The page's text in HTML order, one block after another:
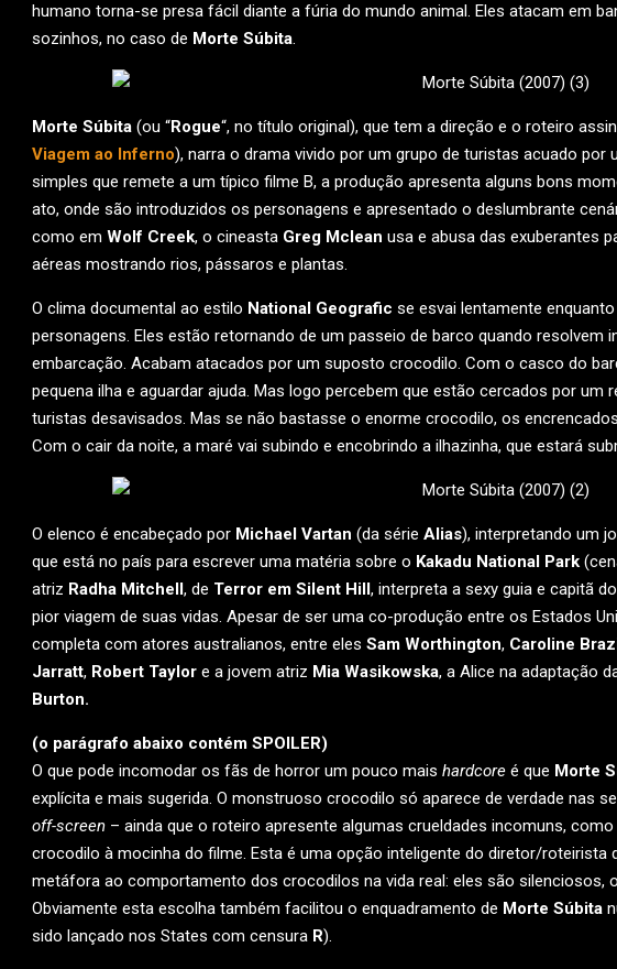
humano torna-se presa fácil diante a fúria do mundo animal. Eles atacam em
sozinhos, no caso de Morte Súbita.
Morte Súbita (ou “Rogue“, no título original), que tem a direção e o roteiro
Viagem ao Inferno), narra o drama vivido por um grupo de turistas acuado
simples que remete a um típico filme B, a produção apresenta alguns bons
ato, onde são introduzidos os personagens e apresentado o deslumbrante
como em Wolf Creek, o cineasta Greg Mclean usa e abusa das exuberantes
aéreas mostrando rios, pássaros e plantas.
O clima documental ao estilo National Geografic se esvai lentamente
personagens. Eles estão retornando de um passeio de barco quando resolvem
embarcação. Acabam atacados por um suposto crocodilo. Com o casco do
pequena ilha e aguardar ajuda. Mas logo percebem que estão cercados por
turistas desavisados. Mas se não bastasse o enorme crocodilo, os
Com o cair da noite, a maré vai subindo e encobrindo a ilhazinha, que estará
O elenco é encabeçado por Michael Vartan (da série Alias), interpretando um
que está no país para escrever uma matéria sobre o Kakadu National Park
atriz Radha Mitchell , de Terror em Silent Hill , interpreta a sexy guia e capitã
pior viagem de suas vidas. Apesar de ser uma co-produção entre os Estados
completa com atores australianos, entre eles Sam Worthington, Caroline
Jarratt, Robert Taylor e a jovem atriz Mia Wasikowska, a Alice na adaptação
Burton.
(o parágrafo abaixo contém SPOILER)
O que pode incomodar os fãs de horror um pouco mais hardcore é que Morte
explícita e mais sugerida. O monstruoso crocodilo só aparece de verdade nas
off-screen – ainda que o roteiro apresente algumas crueldades incomuns,
crocodilo à mocinha do filme. Esta é uma opção inteligente do diretor/roteirista
metáfora ao comportamento dos crocodilos na vida real: eles são silenciosos,
Obviamente esta escolha também facilitou o enquadramento de Morte Súbita
sido lançado nos States com censura R).